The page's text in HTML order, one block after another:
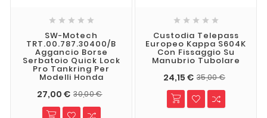
    
SW-Motech
TRT.00.787.30400/B
Aggancio Borse
Serbatoio Quick Lock
Pro Tankring Per
Modelli Honda
27,00 € 30,00 €
    
Custodia Telepass
Europeo Kappa S604K
Con Fissaggio Su
Manubrio Tubolare
24,15 € 35,00 €